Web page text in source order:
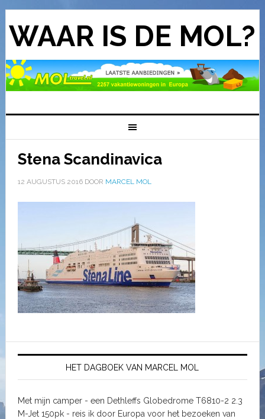
WAAR IS DE MOL?
Stena Scandinavica
12 AUGUSTUS 2016DOOR MARCEL MOL
HET DAGBOEK VAN MARCEL MOL
Met mijn camper - een Dethleffs Globedrome T6810-2 2.3
M-Jet 150pk - reis ik door Europa voor het bezoeken van